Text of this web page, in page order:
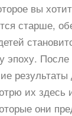
вы
старше,
эпоху. После
результаты
их здесь
они